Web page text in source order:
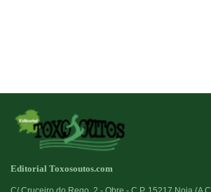
Editorial Toxosoutos.com